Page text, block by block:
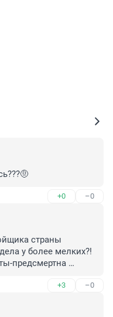
+0 –0
страны
у более мелких?!
предсмертна
+3 –0